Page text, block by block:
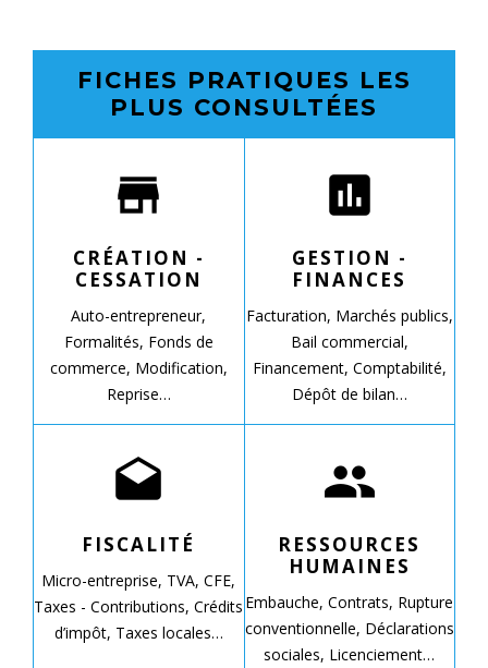
FICHES PRATIQUES LES
PLUS CONSULTÉES
store
CRÉATION -
CESSATION
Auto-entrepreneur,
Formalités, Fonds de
commerce, Modification,
Reprise…
assessment
GESTION -
FINANCES
Facturation, Marchés publics,
Bail commercial,
Financement, Comptabilité,
Dépôt de bilan…
drafts
FISCALITÉ
Micro-entreprise, TVA,CFE,
Taxes - Contributions,Crédits
d’impôt, Taxes locales…
people
RESSOURCES
HUMAINES
Embauche,Contrats, Rupture
conventionnelle, Déclarations
sociales, Licenciement…